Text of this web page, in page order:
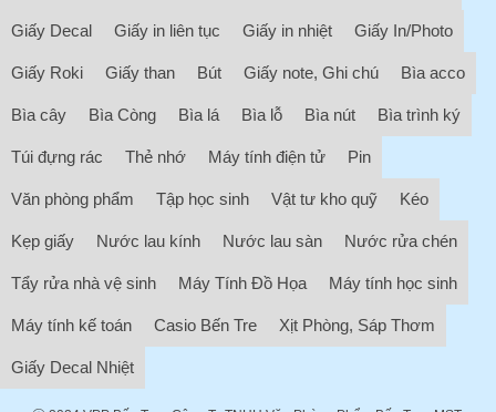
Giấy Decal Giấy in liên tục Giấy in nhiệt Giấy In/Photo
Giấy Roki Giấy than Bút Giấy note, Ghi chú Bìa acco
Bìa cây Bìa Còng Bìa lá Bìa lỗ Bìa nút Bìa trình ký
Túi đựng rác Thẻ nhớ Máy tính điện tử Pin
Văn phòng phẩm Tập học sinh Vật tư kho quỹ Kéo
Kẹp giấy Nước lau kính Nước lau sàn Nước rửa chén
Tẩy rửa nhà vệ sinh Máy Tính Đồ Họa Máy tính học sinh
Máy tính kế toán Casio Bến Tre Xịt Phòng, Sáp Thơm
Giấy Decal Nhiệt